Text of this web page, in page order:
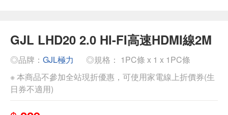
GJL LHD20 2.0 HI-FI高速HDMI線2M
◎品牌： GJL極力
◎規格： 1PC條 x 1 x 1PC條
※ 本商品不參加全站現折優惠，可使用家電線上折價券(生
日券不適用)